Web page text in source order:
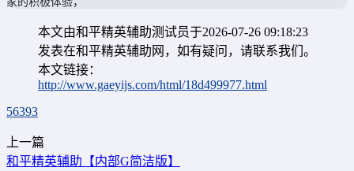
本文由和平精英辅助测试员于2026-07-26 09:18:23
发表在和平精英辅助网，如有疑问，请联系我们。
本文链接：
http://www.gaeyijs.com/html/18d499977.html
56393
上一篇
和平精英辅助【内部G简洁版】